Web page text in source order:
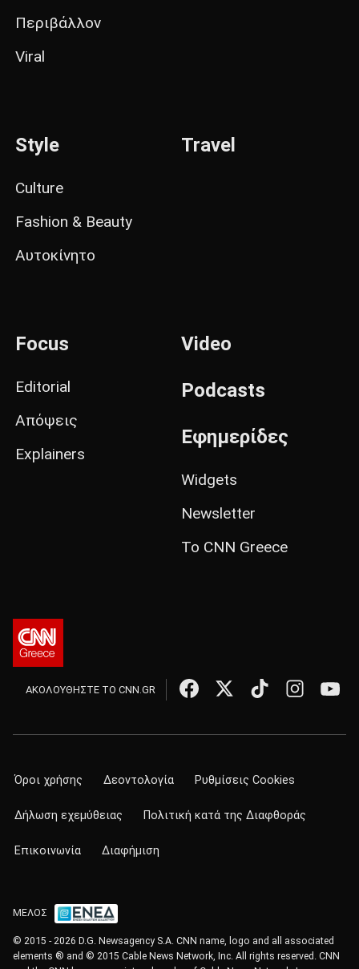
Περιβάλλον
Viral
Style
Culture
Fashion & Beauty
Αυτοκίνητο
Travel
Focus
Editorial
Απόψεις
Explainers
Video
Podcasts
Εφημερίδες
Widgets
Newsletter
Το CNN Greece
ΑΚΟΛΟΥΘΗΣΤΕ ΤΟ CNN.GR
Όροι χρήσης Δεοντολογία Ρυθμίσεις Cookies
Δήλωση εχεμύθειας Πολιτική κατά της Διαφθοράς
Επικοινωνία Διαφήμιση
ΜΕΛΟΣ
© 2015 - 2026 D.G. Newsagency S.A. CNN name, logo and all associated
elements ® and © 2015 Cable News Network, Inc. All rights reserved. CNN